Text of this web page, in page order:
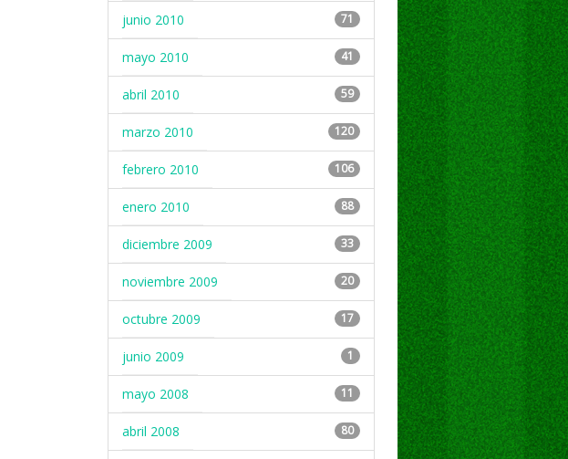
junio 2010 71
mayo 2010 41
abril 2010 59
marzo 2010 120
febrero 2010 106
enero 2010 88
diciembre 2009 33
noviembre 2009 20
octubre 2009 17
junio 2009 1
mayo 2008 11
abril 2008 80